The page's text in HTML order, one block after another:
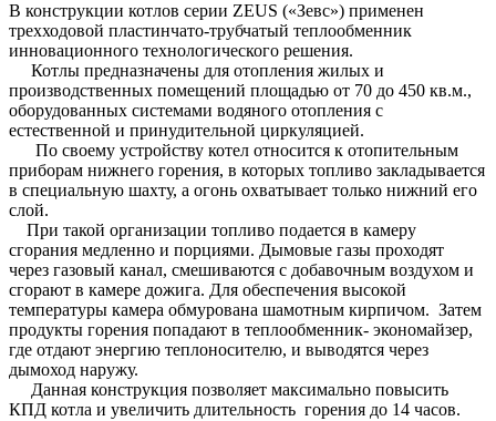
В конструкции котлов серии ZEUS («Зевс») применен
трехходовой пластинчато-трубчатый теплообменник
инновационного технологического решения.
Котлы предназначены для отопления жилых и
производственных помещений площадью от 70 до 450 кв.м.,
оборудованных системами водяного отопления с
естественной и принудительной циркуляцией.
По своему устройству котел относится к отопительным
приборам нижнего горения, в которых топливо закладывается
в специальную шахту, а огонь охватывает только нижний его
слой.
При такой организации топливо подается в камеру
сгорания медленно и порциями. Дымовые газы проходят
через газовый канал, смешиваются с добавочным воздухом и
сгорают в камере дожига. Для обеспечения высокой
температуры камера обмурована шамотным кирпичом. Затем
продукты горения попадают в теплообменник- экономайзер,
где отдают энергию теплоносителю, и выводятся через
дымоход наружу.
Данная конструкция позволяет максимально повысить
КПД котла и увеличить длительность горения до 14 часов.